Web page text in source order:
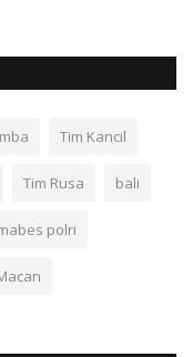
Tim Kancil
Tim Rusa bali
polri